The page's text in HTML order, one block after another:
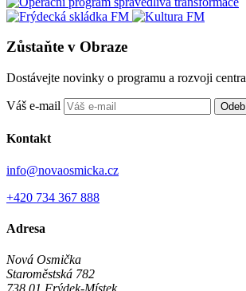
Zůstaňte v Obraze
Dostávejte novinky o programu a rozvoji
Váš e-mail
Kontakt
info@novaosmicka.cz
+420 734 367 888
Adresa
Nová Osmička
Staroměstská 782